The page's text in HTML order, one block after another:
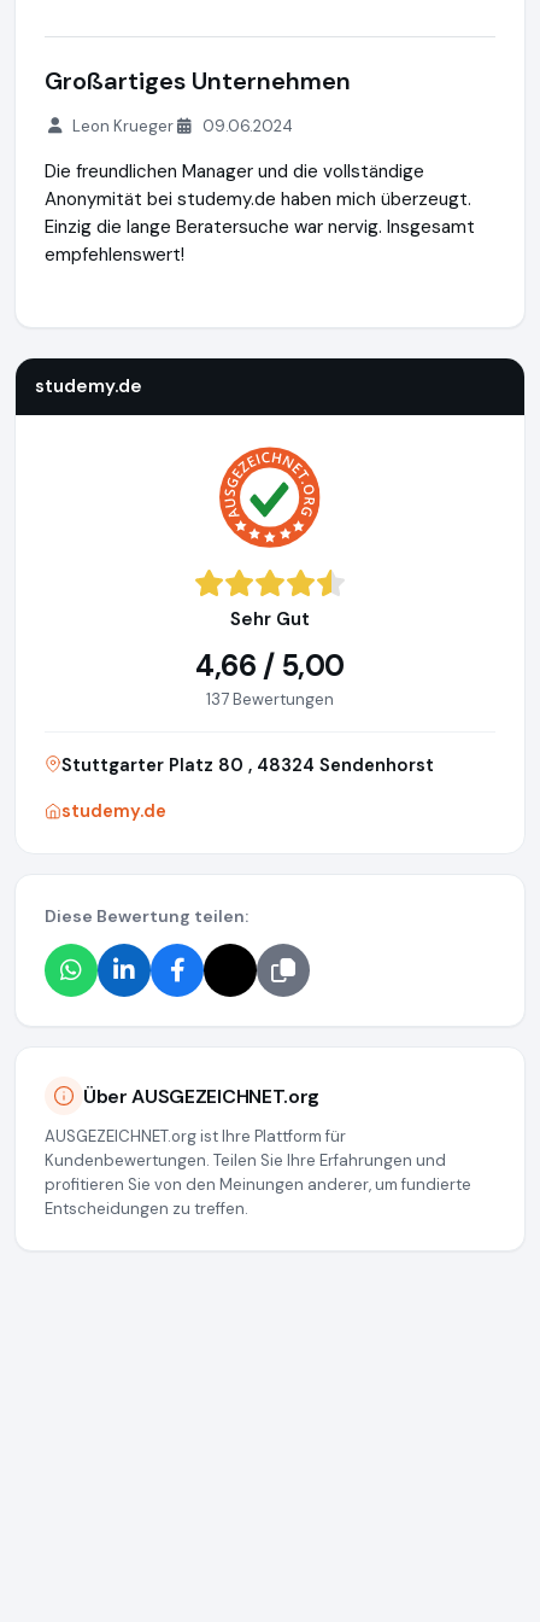
Großartiges Unternehmen
Leon Krueger 09.06.2024
Die freundlichen Manager und die vollständige
Anonymität bei studemy.de haben mich überzeugt.
Einzig die lange Beratersuche war nervig. Insgesamt
empfehlenswert!
studemy.de
Sehr Gut
4,66 / 5,00
137 Bewertungen
Stuttgarter Platz 80 , 48324 Sendenhorst
studemy.de
Diese Bewertung teilen:
Über AUSGEZEICHNET.org
AUSGEZEICHNET.org ist Ihre Plattform für
Kundenbewertungen. Teilen Sie Ihre Erfahrungen und
profitieren Sie von den Meinungen anderer, um fundierte
Entscheidungen zu treffen.